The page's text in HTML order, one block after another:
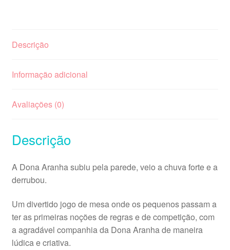
Descrição
Informação adicional
Avaliações (0)
Descrição
A Dona Aranha subiu pela parede, veio a chuva forte e a
derrubou.
Um divertido jogo de mesa onde os pequenos passam a
ter as primeiras noções de regras e de competição, com
a agradável companhia da Dona Aranha de maneira
lúdica e criativa.